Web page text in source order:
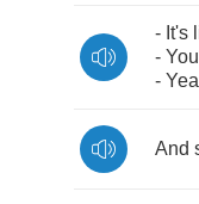
- It's
- You
-
And